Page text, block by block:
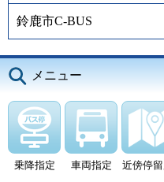
鈴鹿市C-BUS
メニュー
乗降指定 車両指定 近傍停